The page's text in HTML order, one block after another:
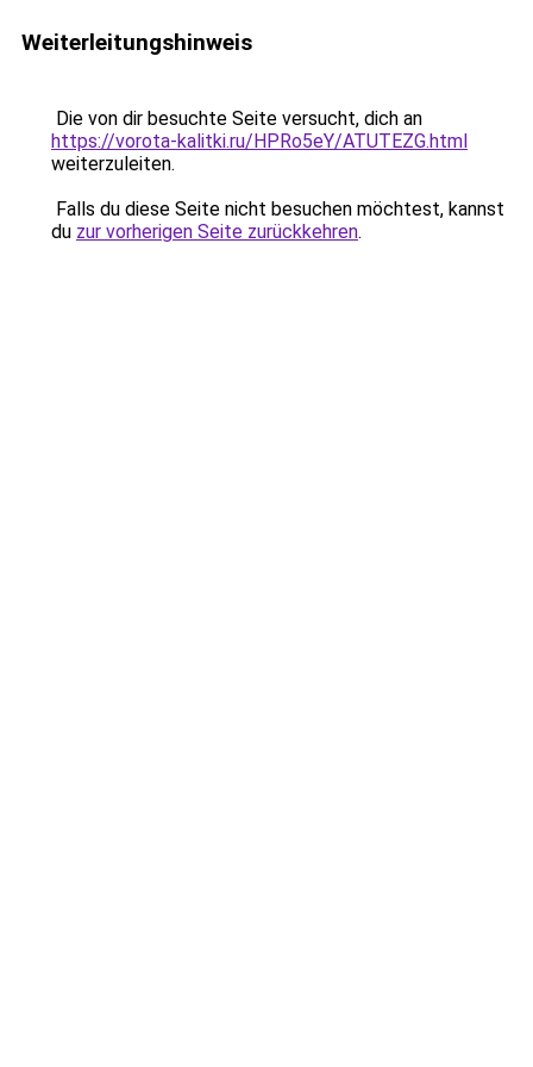
Weiterleitungshinweis
Die von dir besuchte Seite versucht, dich an
https://vorota-kalitki.ru/HPRo5eY/ATUTEZG.html
weiterzuleiten.
Falls du diese Seite nicht besuchen möchtest, kannst
du zur vorherigen Seite zurückkehren.